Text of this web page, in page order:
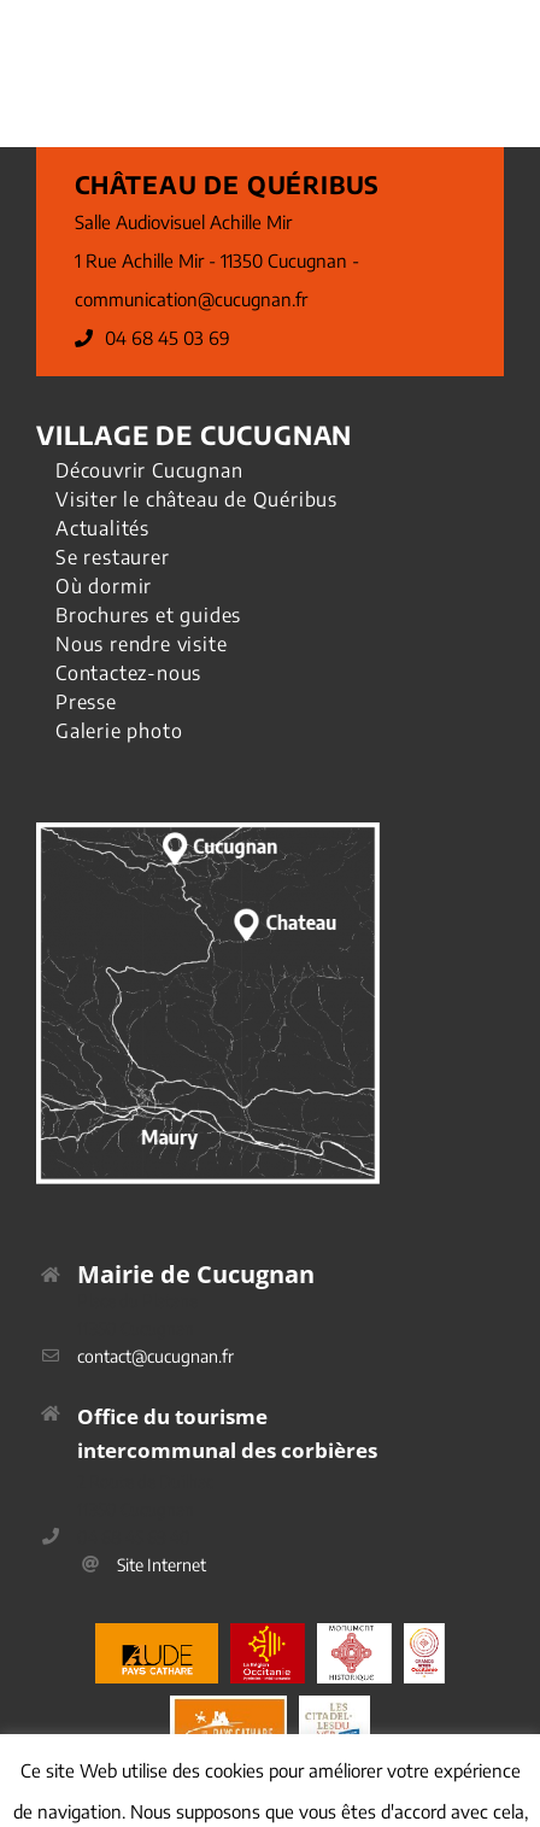
CHÂTEAU DE QUÉRIBUS
Salle Audiovisuel Achille Mir
1 Rue Achille Mir - 11350 Cucugnan -
communication@cucugnan.fr
04 68 45 03 69
VILLAGE DE CUCUGNAN
Découvrir Cucugnan
Visiter le château de Quéribus
Actualités
Se restaurer
Où dormir
Brochures et guides
Nous rendre visite
Contactez-nous
Presse
Galerie photo
Mairie de Cucugnan
contact@cucugnan.fr
Office du tourisme
intercommunal des corbières
Site Internet
Ce site Web utilise des cookies pour améliorer votre expérience
de navigation. Nous supposons que vous êtes d'accord avec cela,